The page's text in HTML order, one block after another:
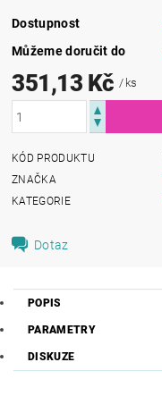
Dostupnost
Můžeme doručit do
351,13 Kč/ ks
KÓD PRODUKTU
ZNAČKA
KATEGORIE
Dotaz
POPIS
PARAMETRY
DISKUZE